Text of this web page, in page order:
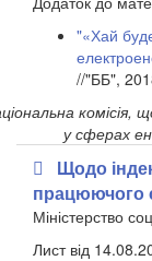
"«Хай
//"ББ",
комісія,
у сферах
Щодо
працюючого
Міністерство
Лист від